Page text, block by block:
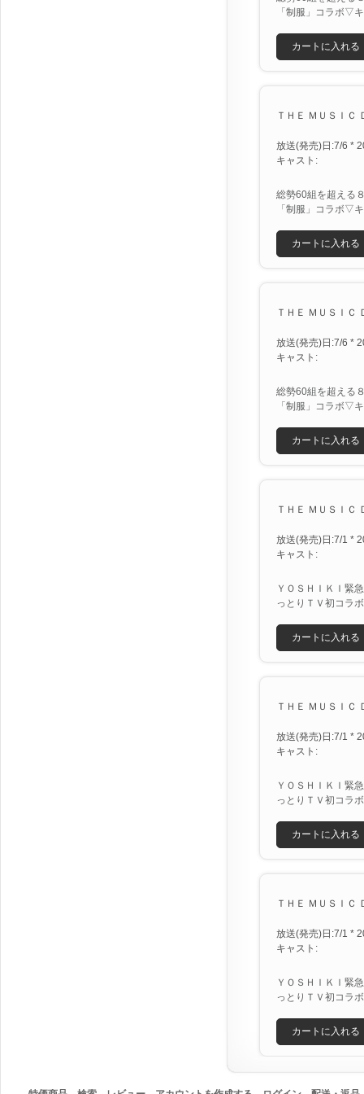
「制服」コラボ▽
カートに入れる
ＴＨＥ ＭＵＳＩＣ
放送(発売)日:7/6 *
キャスト:
総勢60組を超える
「制服」コラボ▽
カートに入れる
ＴＨＥ ＭＵＳＩＣ
放送(発売)日:7/6 *
キャスト:
総勢60組を超える
「制服」コラボ▽
カートに入れる
ＴＨＥ ＭＵＳＩＣ
放送(発売)日:7/1 *
キャスト:
ＹＯＳＨＩＫＩ緊
っとりＴＶ初コラ
カートに入れる
ＴＨＥ ＭＵＳＩＣ
放送(発売)日:7/1 *
キャスト:
ＹＯＳＨＩＫＩ緊
っとりＴＶ初コラ
カートに入れる
ＴＨＥ ＭＵＳＩＣ
放送(発売)日:7/1 *
キャスト:
ＹＯＳＨＩＫＩ緊
っとりＴＶ初コラ
カートに入れる